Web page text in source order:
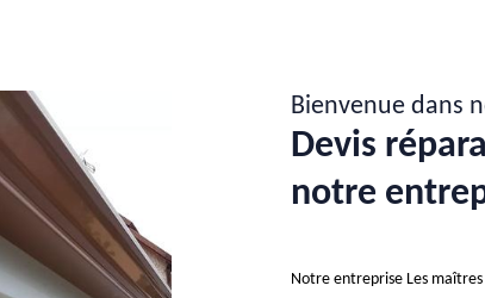
Bienvenue dans
Devis
notre
Notre entreprise Les